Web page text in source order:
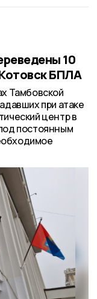
10
БПЛА
Тамбовской
при атаке
центр в
постоянным